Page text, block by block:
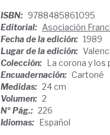
ISBN: 9788485861095
Editorial: Asociación
Fecha de la edición: 1989
Lugar de la edición:
Colección: La corona y los
Encuadernación: Cartoné
Medidas: 24 cm
Volumen: 2
Nº Pág.: 226
Idiomas: Español